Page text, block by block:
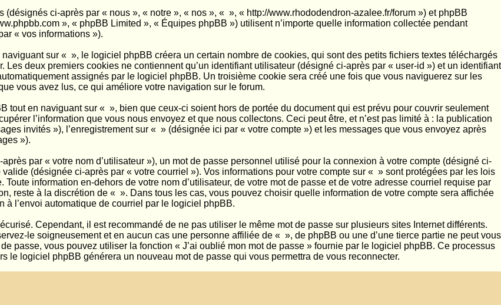
ci-après par « nous », « notre », « nos », « », « http://www.rhododendron-azalee.fr/forum ») et phpBB
», « phpBB Limited », « Équipes phpBB ») utilisent n’importe quelle information collectée pendant
« vos informations »).
sur « », le logiciel phpBB créera un certain nombre de cookies, qui sont des petits fichiers textes téléchargés
deux premiers cookies ne contiennent qu’un identifiant utilisateur (désigné ci-après par « user-id ») et un identifiant
assignés par le logiciel phpBB. Un troisième cookie sera créé une fois que vous naviguerez sur les
vous avez lus, ce qui améliore votre navigation sur le forum.
tout en naviguant sur « », bien que ceux-ci soient hors de portée du document qui est prévu pour couvrir seulement
l’information que vous nous envoyez et que nous collectons. Ceci peut être, et n’est pas limité à : la publication
invités »), l’enregistrement sur « » (désignée ici par « votre compte ») et les messages que vous envoyez après
»).
par « votre nom d’utilisateur »), un mot de passe personnel utilisé pour la connexion à votre compte (désigné ci-
(désignée ci-après par « votre courriel »). Vos informations pour votre compte sur « » sont protégées par les lois
information en-dehors de votre nom d’utilisateur, de votre mot de passe et de votre adresse courriel requise par
reste à la discrétion de « ». Dans tous les cas, vous pouvez choisir quelle information de votre compte sera affichée
l’envoi automatique de courriel par le logiciel phpBB.
Cependant, il est recommandé de ne pas utiliser le même mot de passe sur plusieurs sites Internet différents.
le soigneusement et en aucun cas une personne affiliée de « », de phpBB ou une d’une tierce partie ne peut vous
passe, vous pouvez utiliser la fonction « J’ai oublié mon mot de passe » fournie par le logiciel phpBB. Ce processus
le logiciel phpBB générera un nouveau mot de passe qui vous permettra de vous reconnecter.